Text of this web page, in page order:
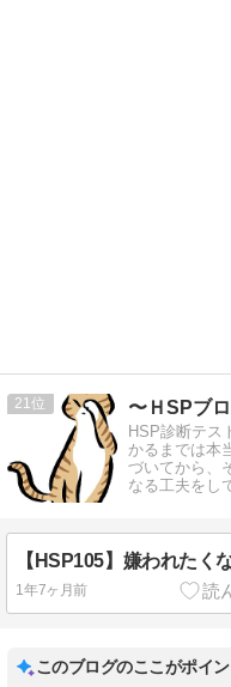
21
HSP診断テス
かるまでは本
づいてから、
なる工夫をし
【HSP105】嫌われたく
1年7ヶ月前
このブログのここがポイ